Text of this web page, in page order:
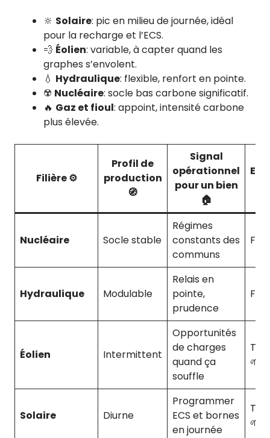
🔆 Solaire: pic en milieu de journée, idéal
pour la recharge et l’ECS.
💨 Éolien: variable, à capter quand les
graphes s’envolent.
💧 Hydraulique: flexible, renfort en pointe.
☢️ Nucléaire: socle bas carbone significatif.
🔥 Gaz et fioul: appoint, intensité carbone
plus élevée.
Filière ⚙️
Profil de
production
🧭
Signal
opérationnel
pour un bien
🏠
Nucléaire Socle stable
Régimes
constants des
communs
Hydraulique Modulable
Relais en
pointe,
prudence
Éolien Intermittent
Opportunités
de charges
quand ça
souffle
🌱
Solaire Diurne
Programmer
ECS et bornes
en journée
🌱